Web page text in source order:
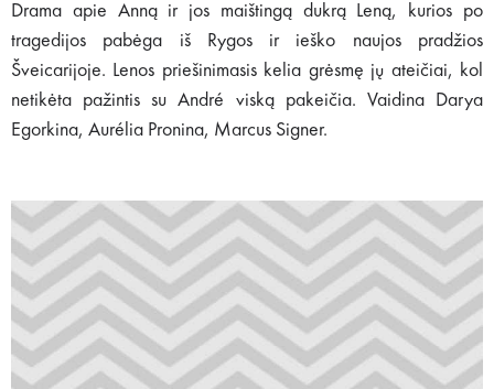
Drama apie Anną ir jos maištingą dukrą Leną, kurios po
tragedijos pabėga iš Rygos ir ieško naujos pradžios
Šveicarijoje. Lenos priešinimasis kelia grėsmę jų ateičiai, kol
netikėta pažintis su André viską pakeičia. Vaidina Darya
Egorkina, Aurélia Pronina, Marcus Signer.